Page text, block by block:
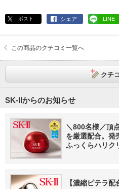
ポスト シェア LINE
この商品のクチコミ一覧へ
クチ
SK-IIからのお知らせ
＼800名様／頂
を厳選配合。発
ふっくらハリク
【濃縮ピテラ